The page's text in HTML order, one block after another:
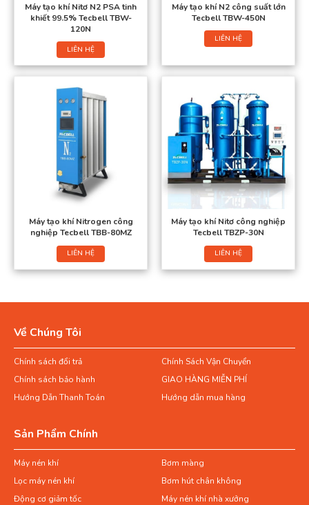
Máy tạo khí Nitơ N2 PSA tinh
khiết 99.5% Tecbell TBW-
120N
LIÊN HỆ
Máy tạo khí N2 công suất lớn
Tecbell TBW-450N
LIÊN HỆ
Máy tạo khí Nitrogen công
nghiệp Tecbell TBB-80MZ
LIÊN HỆ
Máy tạo khí Nitơ công nghiệp
Tecbell TBZP-30N
LIÊN HỆ
Về Chúng Tôi
Chính sách đổi trả
Chính Sách Vận Chuyển
Chính sách bảo hành
GIAO HÀNG MIỄN PHÍ
Hướng Dẫn Thanh Toán
Hướng dẫn mua hàng
Sản Phẩm Chính
Máy nén khí
Bơm màng
Lọc máy nén khí
Bơm hút chân không
Động cơ giảm tốc
Máy nén khí nhà xưởng